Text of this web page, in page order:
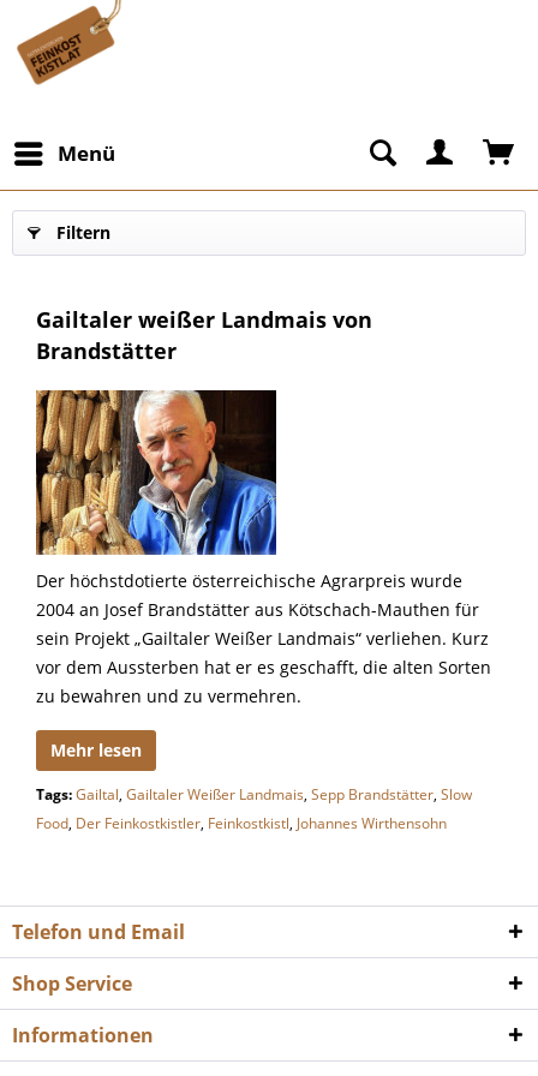
Menü
Filtern
Gailtaler weißer Landmais von
Brandstätter
Der höchstdotierte österreichische Agrarpreis wurde
2004 an Josef Brandstätter aus Kötschach-Mauthen für
sein Projekt „Gailtaler Weißer Landmais“ verliehen. Kurz
vor dem Aussterben hat er es geschafft, die alten Sorten
zu bewahren und zu vermehren.
Mehr lesen
Tags:Gailtal, Gailtaler Weißer Landmais, Sepp Brandstätter, Slow
Food, Der Feinkostkistler, Feinkostkistl, Johannes Wirthensohn
Telefon und Email
Shop Service
Informationen